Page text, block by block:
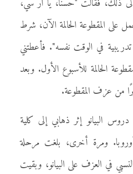
ذلك، فقالت "حسنًا، يا آر سي،
على المقطوعة الحالمة الآن، شرط
تدريبية في الوقت نفسه". فأعطتني
الحالمة للأسبوع الأول. وبعد
من عزف المقطوعة.
البيانو إثر ذهابي إلى كلية
ومرة أخرى، بلغت مرحلة
في العزف على البيانو، وبقيت